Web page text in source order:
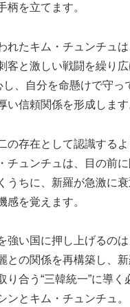
柄を立てます。
れたキム・チュンチュ
客と激しい戦闘を繰り
し、自分を命懸けで守っ
い信頼関係を形成します
の存在として認識するよ
チュンチュは、目の前
うちに、新羅が急激に
感を覚えます。
強い国に押し上げるの
との関係を再構築し、
り合う“三韓統一”に導く
ンとキム・チュンチュ。